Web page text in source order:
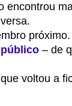
encontrou
próximo.
– de
voltou a